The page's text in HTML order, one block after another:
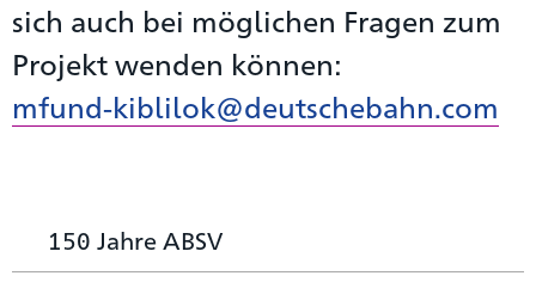
sich auch bei möglichen Fragen zum
Projekt wenden können:
mfund-kiblilok@deutschebahn.com
150 Jahre ABSV